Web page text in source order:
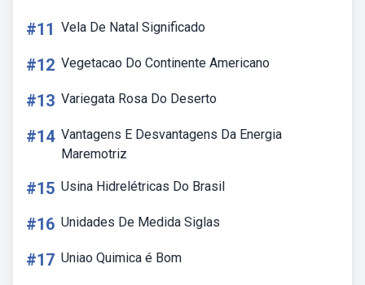
#11 Vela De Natal Significado
#12 Vegetacao Do Continente Americano
#13 Variegata Rosa Do Deserto
#14 Vantagens E Desvantagens Da Energia
Maremotriz
#15 Usina Hidrelétricas Do Brasil
#16 Unidades De Medida Siglas
#17 Uniao Quimica é Bom